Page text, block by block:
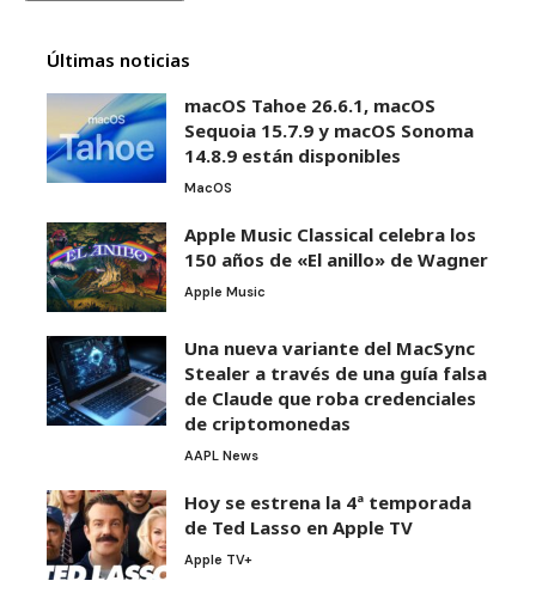
Últimas noticias
macOS Tahoe 26.6.1, macOS
Sequoia 15.7.9 y macOS Sonoma
14.8.9 están disponibles
MacOS
Apple Music Classical celebra los
150 años de «El anillo» de Wagner
Apple Music
Una nueva variante del MacSync
Stealer a través de una guía falsa
de Claude que roba credenciales
de criptomonedas
AAPL News
Hoy se estrena la 4ª temporada
de Ted Lasso en Apple TV
Apple TV+